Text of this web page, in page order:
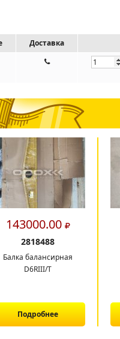
Доставка
143000.00
2818488
Балка балансирная
D6RIII/T
Подробнее